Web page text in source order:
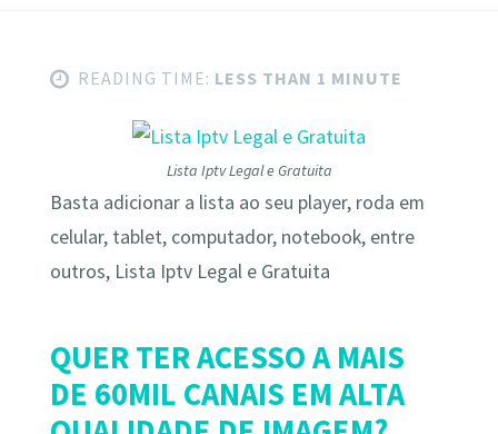
READING TIME: LESS THAN 1 MINUTE
Lista Iptv Legal e Gratuita
Basta adicionar a lista ao seu player, roda em
celular, tablet, computador, notebook, entre
outros, Lista Iptv Legal e Gratuita
QUER TER ACESSO A MAIS
DE 60MIL CANAIS EM ALTA